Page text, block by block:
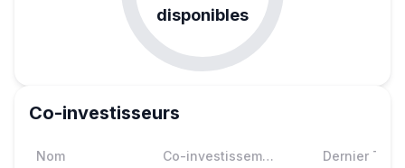
disponibles
Co-investisseurs
Nom Co-investissements Dernier Tour